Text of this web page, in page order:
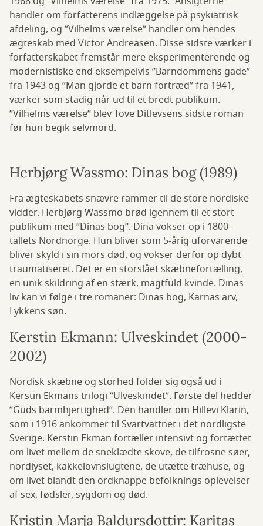
handler om forfatterens indlæggelse på psykiatrisk
afdeling, og ”Vilhelms værelse” handler om hendes
ægteskab med Victor Andreasen. Disse sidste værker i
forfatterskabet fremstår mere eksperimenterende og
modernistiske end eksempelvis ”Barndommens gade”
fra 1943 og ”Man gjorde et barn fortræd” fra 1941,
værker som stadig når ud til et bredt publikum.
”Vilhelms værelse” blev Tove Ditlevsens sidste roman
før hun begik selvmord.
Herbjørg Wassmo: Dinas bog (1989)
Fra ægteskabets snævre rammer til de store nordiske
vidder. Herbjørg Wassmo brød igennem til et stort
publikum med ”Dinas bog”. Dina vokser op i 1800-
tallets Nordnorge. Hun bliver som 5-årig uforvarende
bliver skyld i sin mors død, og vokser derfor op dybt
traumatiseret. Det er en storslået skæbnefortælling,
en unik skildring af en stærk, magtfuld kvinde. Dinas
liv kan vi følge i tre romaner: Dinas bog, Karnas arv,
Lykkens søn.
Kerstin Ekmann: Ulveskindet (2000-
2002)
Nordisk skæbne og storhed folder sig også ud i
Kerstin Ekmans trilogi ”Ulveskindet”. Første del hedder
”Guds barmhjertighed”. Den handler om Hillevi Klarin,
som i 1916 ankommer til Svartvattnet i det nordligste
Sverige. Kerstin Ekman fortæller intensivt og fortættet
om livet mellem de sneklædte skove, de tilfrosne søer,
nordlyset, kakkelovnslugtene, de utætte træhuse, og
om livet blandt den ordknappe befolknings oplevelser
af sex, fødsler, sygdom og død.
Kristin Marja Baldursdottir: Karitas